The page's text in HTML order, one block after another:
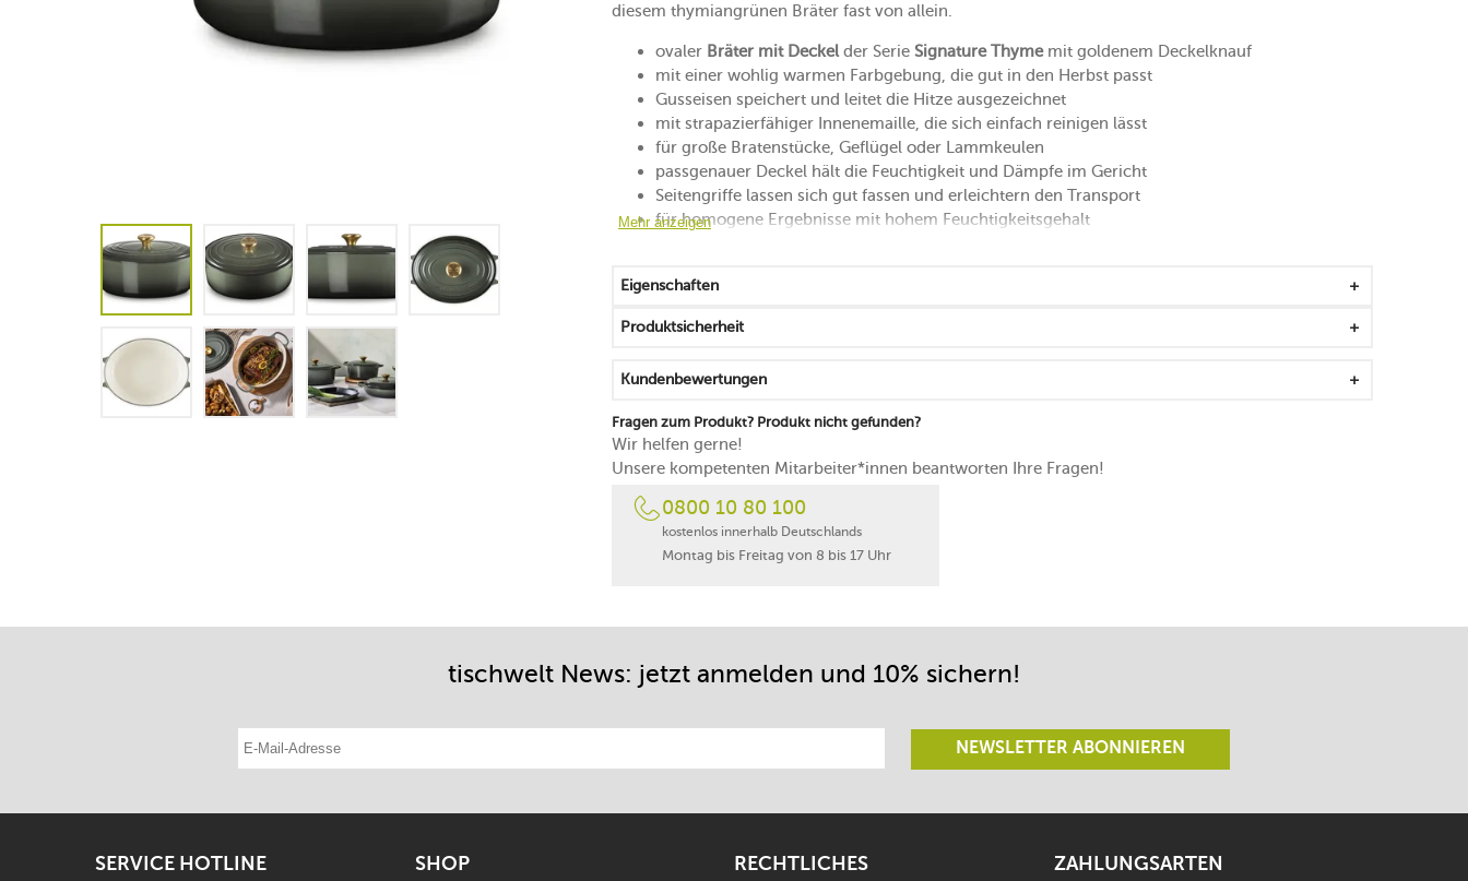
diesem thymiangrünen Bräter fast von allein.
ovaler Bräter mit Deckelder Serie Signature Thymemit goldenem Deckelknauf
mit einer wohlig warmen Farbgebung, die gut in den Herbst passt
Gusseisen speichert und leitet die Hitze ausgezeichnet
mit strapazierfähiger Innenemaille, die sich einfach reinigen lässt
für große Bratenstücke, Geflügel oder Lammkeulen
passgenauer Deckel hält die Feuchtigkeit und Dämpfe im Gericht
Seitengriffe lassen sich gut fassen und erleichtern den Transport
für homogene Ergebnisse mit hohem Feuchtigkeitsgehalt
nicht für die Verwendung mit scheuernden oder metallischen Utensilien geeignet
für alle Herdarten geeignet
zum Schutz der Patina wird die Handwäsche empfohlen
30 Jahre Garantie des Herstellers
in Frankreich gefertigt
Mehr anzeigen
Eigenschaften
Produktsicherheit
Kundenbewertungen
Fragen zum Produkt? Produkt nicht gefunden?
Wir helfen gerne!
Unsere kompetenten Mitarbeiter*innen beantworten Ihre Fragen!
0800 10 80 100
kostenlos innerhalb Deutschlands
Montag bis Freitag von 8 bis 17 Uhr
tischwelt News: jetzt anmelden und 10% sichern!
E-Mail-Adresse eintragen
NEWSLETTER ABONNIEREN
SERVICE HOTLINE SHOP RECHTLICHES ZAHLUNGSARTEN